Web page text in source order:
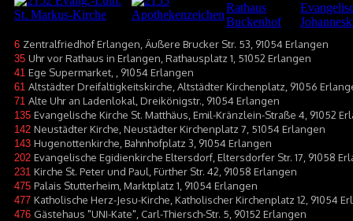
6 Zentralfriedhof Erlangen, Äußere Brucker Str. 53, 91054 Erlangen
35 Uhr vor Rathaus in Erlangen, Rathausplatz 1, 51052 Erlangen
41 Ege Supermarket, , 91054 Erlangen
61 Altstädter Dreifaltigkeitskirche, Altstädter Kirchenplatz, 91056
71 Alte Uhr an Ladenlokal, Dreikönigstr., 91054 Erlangen
135 Evangelische Kirche St. Matthäus, Emil-Kränzlein-Straße 4, 91052
142 Neustädter Kirche, Neustädter Kirchenplatz 7, 51054 Erlangen
143 Hugenottenkirche, Bahnhofplatz 3, 91054 Erlangen
202 Evangelische Egidienkirche Eltersdorf, Eltersdorfer Str. 17, 91058
231 Kirche St. Peter und Paul, Fürther Str. 42, 91058 Erlangen
475 Palais Stutterheim, Marktplatz 1, 91054 Erlangen
477 Katholische Herz-Jesu-Kirche, Katholischer Kirchenplatz 12, 91054
476 Gästehaus "UNI-Kate", Carl-Thiersch-Str. 5, 90152 Erlangen